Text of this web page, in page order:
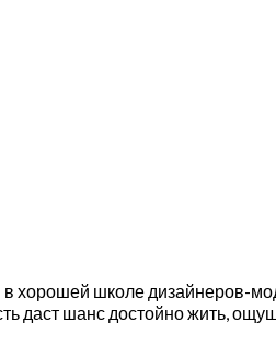
в хорошей школе дизайнеров-
даст шанс достойно жить,